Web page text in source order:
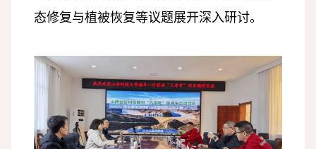
态修复与植被恢复等议题展开深入研讨。